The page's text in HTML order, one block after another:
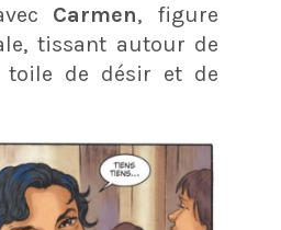
Carmen, figure
tissant autour de
toile de désir et de